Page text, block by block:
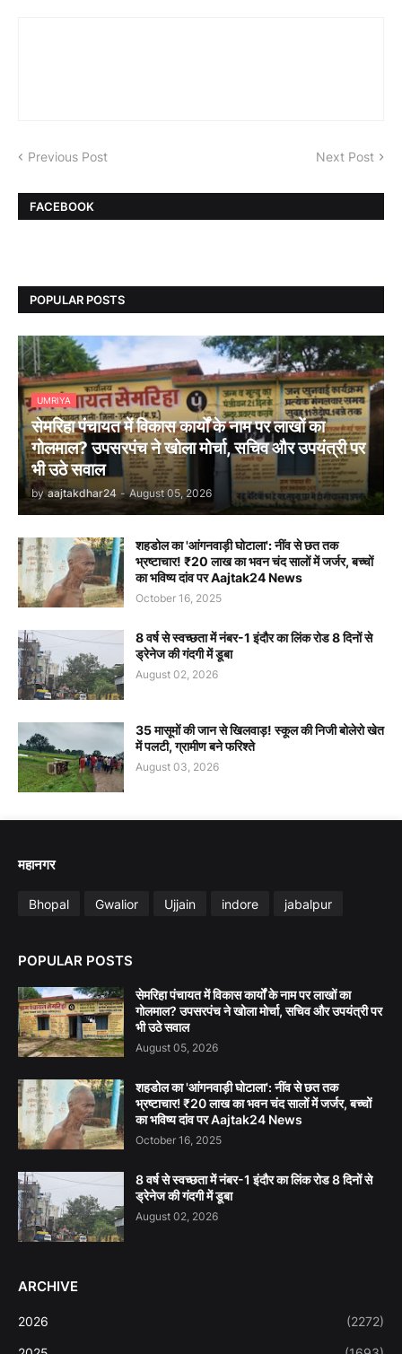
Previous Post Next Post
FACEBOOK
POPULAR POSTS
UMRIYA
सेमरिहा पंचायत में विकास कार्यों के नाम पर लाखों का
गोलमाल? उपसरपंच ने खोला मोर्चा, सचिव और उपयंत्री पर
भी उठे सवाल
by aajtakdhar24 - August 05, 2026
शहडोल का 'आंगनवाड़ी घोटाला': नींव से छत तक
भ्रष्टाचार! ₹20 लाख का भवन चंद सालों में जर्जर, बच्चों
का भविष्य दांव पर Aajtak24 News
October 16, 2025
8 वर्ष से स्वच्छता में नंबर-1 इंदौर का लिंक रोड 8 दिनों से
ड्रेनेज की गंदगी में डूबा
August 02, 2026
35 मासूमों की जान से खिलवाड़! स्कूल की निजी बोलेरो खेत
में पलटी, ग्रामीण बने फरिश्ते
August 03, 2026
महानगर
Bhopal Gwalior Ujjain indore jabalpur
POPULAR POSTS
सेमरिहा पंचायत में विकास कार्यों के नाम पर लाखों का
गोलमाल? उपसरपंच ने खोला मोर्चा, सचिव और उपयंत्री पर
भी उठे सवाल
August 05, 2026
शहडोल का 'आंगनवाड़ी घोटाला': नींव से छत तक
भ्रष्टाचार! ₹20 लाख का भवन चंद सालों में जर्जर, बच्चों
का भविष्य दांव पर Aajtak24 News
October 16, 2025
8 वर्ष से स्वच्छता में नंबर-1 इंदौर का लिंक रोड 8 दिनों से
ड्रेनेज की गंदगी में डूबा
August 02, 2026
ARCHIVE
2026 (2272)